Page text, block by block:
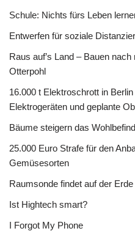
Schule: Nichts fürs Leben
Entwerfen für soziale
Raus auf’s Land – Bauen
Otterpohl
16.000 t Elektroschrott in
Elektrogeräten und geplante
Bäume steigern das
25.000 Euro Strafe für den
Gemüsesorten
Raumsonde findet auf der
Ist Hightech smart?
I Forgot My Phone